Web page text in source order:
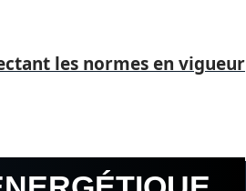
les normes en vigueur